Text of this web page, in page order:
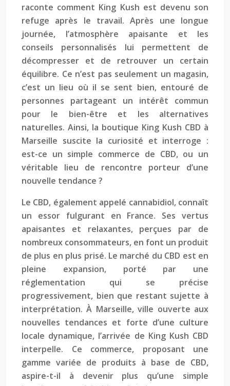
raconte comment King Kush est devenu son
refuge après le travail. Après une longue
journée, l’atmosphère apaisante et les
conseils personnalisés lui permettent de
décompresser et de retrouver un certain
équilibre. Ce n’est pas seulement un magasin,
c’est un lieu où il se sent bien, entouré de
personnes partageant un intérêt commun
pour le bien-être et les alternatives
naturelles. Ainsi, la boutique King Kush CBD à
Marseille suscite la curiosité et interroge :
est-ce un simple commerce de CBD, ou un
véritable lieu de rencontre porteur d’une
nouvelle tendance ?
Le CBD, également appelé cannabidiol, connaît
un essor fulgurant en France. Ses vertus
apaisantes et relaxantes, perçues par de
nombreux consommateurs, en font un produit
de plus en plus prisé. Le marché du CBD est en
pleine expansion, porté par une
réglementation qui se précise
progressivement, bien que restant sujette à
interprétation. À Marseille, ville ouverte aux
nouvelles tendances et forte d’une culture
locale dynamique, l’arrivée de King Kush CBD
interpelle. Ce commerce, proposant une
gamme variée de produits à base de CBD,
aspire-t-il à devenir plus qu’une simple